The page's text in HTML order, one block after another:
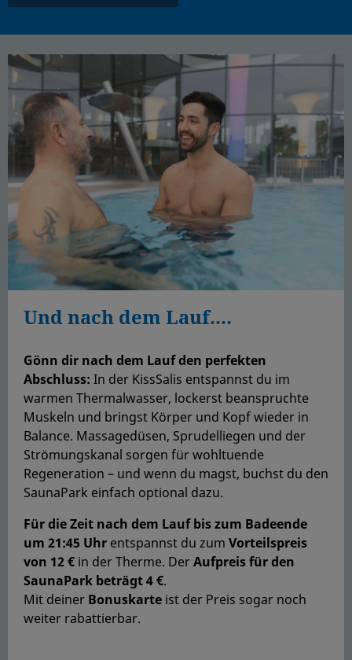
Und nach dem Lauf....
Gönn dir nach dem Lauf den perfekten
Abschluss: In der KissSalis entspannst du im
warmen Thermalwasser, lockerst beanspruchte
Muskeln und bringst Körper und Kopf wieder in
Balance. Massagedüsen, Sprudelliegen und der
Strömungskanal sorgen für wohltuende
Regeneration – und wenn du magst, buchst du den
SaunaPark einfach optional dazu.
Für die Zeit nach dem Lauf bis zum Badeende
um 21:45 Uhr entspannst du zum Vorteilspreis
von 12 € in der Therme. DerAufpreis für den
SaunaPark beträgt 4 €.
Mit deiner Bonuskarte ist der Preis sogar noch
weiter rabattierbar.